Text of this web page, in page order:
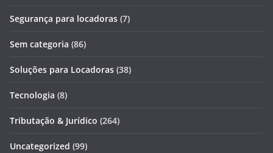
Segurança para locadoras (7)
Sem categoria (86)
Soluções para Locadoras (38)
Tecnologia (8)
Tributação & Jurídico (264)
Uncategorized (99)